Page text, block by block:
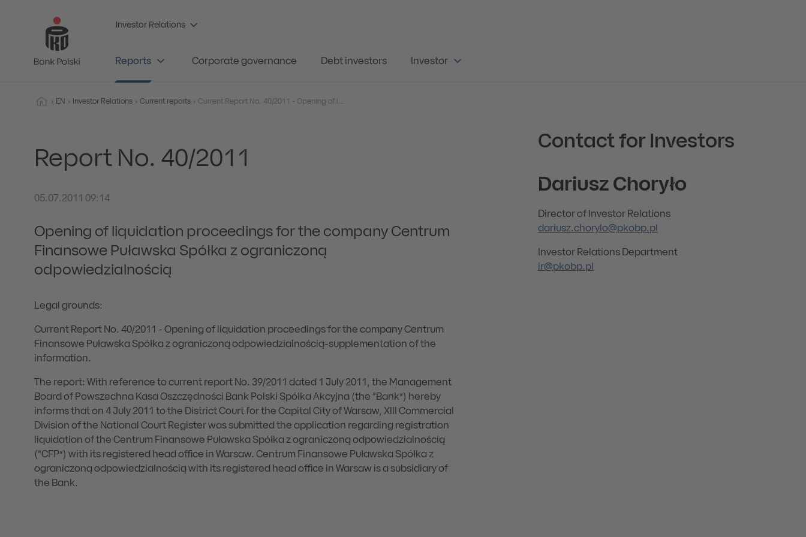
Investor Relations
Reports Corporate governance Debt investors Investor
EN Investor Relations Current reports
Report No. 40/2011
05.07.2011 09:14
Opening of liquidation proceedings for the company Centrum
Finansowe Puławska Spółka z ograniczoną
odpowiedzialnością
Legal grounds:
Current Report No. 40/2011 - Opening of liquidation proceedings for the company Centrum
Finansowe Puławska Spółka z ograniczoną odpowiedzialnością-supplementation of the
information.
The report: With reference to current report No. 39/2011 dated 1 July 2011, the Management
Board of Powszechna Kasa Oszczędności Bank Polski Spółka Akcyjna (the “Bank”) hereby
informs that on 4 July 2011 to the District Court for the Capital City of Warsaw, XIII Commercial
Division of the National Court Register was submitted the application regarding registration
liquidation of the Centrum Finansowe Puławska Spółka z ograniczoną odpowiedzialnością
(“CFP”) with its registered head office in Warsaw. Centrum Finansowe Puławska Spółka z
ograniczoną odpowiedzialnością with its registered head office in Warsaw is a subsidiary of
the Bank.
Contact for Investors
Dariusz Choryło
Director of Investor Relations
dariusz.chorylo@pkobp.pl
Investor Relations Department
ir@pkobp.pl